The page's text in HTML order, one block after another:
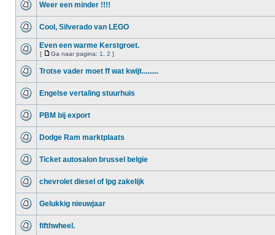
Weer een minder !!!!
Cool, Silverado van LEGO
Even een warme Kerstgroet.
[ Ga naar pagina: 1 2 ]
Trotse vader moet ff wat kwijt.........
Engelse vertaling stuurhuis
PBM bij export
Dodge Ram marktplaats
Ticket autosalon brussel belgie
chevrolet diesel of lpg zakelijk
Gelukkig nieuwjaar
fifthwheel.